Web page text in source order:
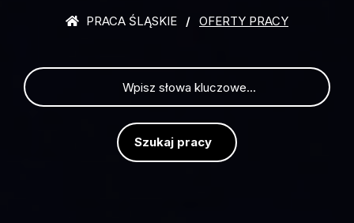
PRACA ŚLĄSKIE OFERTY PRACY